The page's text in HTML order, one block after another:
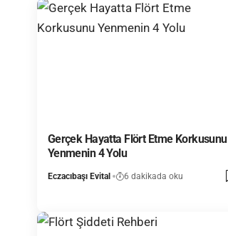
Gerçek Hayatta Flört Etme Korkusunu
Yenmenin 4 Yolu
Eczacıbaşı Evital 6 dakikada oku